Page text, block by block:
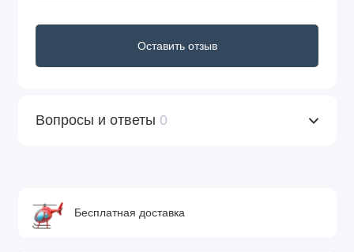
Оставить отзыв
Вопросы и ответы 0
Бесплатная доставка